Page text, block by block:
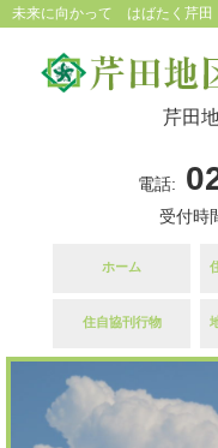
未来に向かって はばたく芹田
芹田
電話:
受付時
ホーム
住自協刊行物